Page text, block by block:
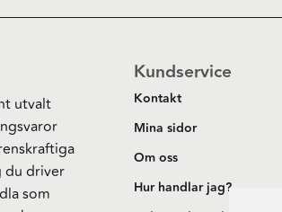
utvalt
du driver
som
Kundservice
Kontakt
Mina sidor
Om oss
Hur handlar jag?